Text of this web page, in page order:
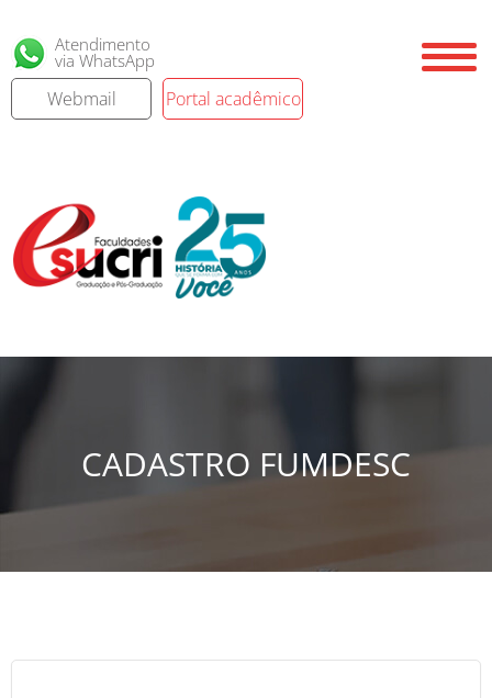
Atendimento
via WhatsApp
Webmail Portal acadêmico
CADASTRO FUMDESC